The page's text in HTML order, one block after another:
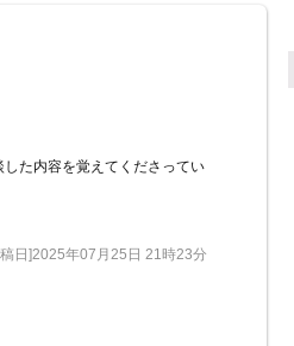
た内容を覚えてくださってい
稿日]2025年07月25日 21時23分